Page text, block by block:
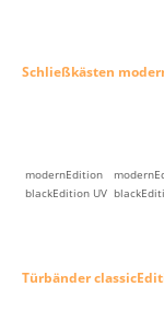
Schließkästen
modernEdition
blackEdition UV
Türbänder